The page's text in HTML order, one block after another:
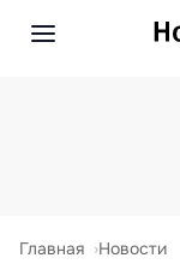
Главная Новости